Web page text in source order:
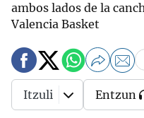
ambos lados de la
Valencia Basket
Itzuli Entzun